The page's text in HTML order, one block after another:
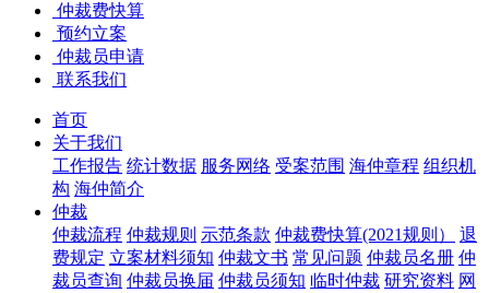
仲裁费快算
预约立案
仲裁员申请
联系我们
首页
关于我们
工作报告 统计数据 服务网络 受案范围 海仲章程 组织机
构 海仲简介
仲裁
仲裁流程 仲裁规则 示范条款 仲裁费快算(2021规则）
退
费规定 立案材料须知 仲裁文书 常见问题 仲裁员名册 仲
裁员查询 仲裁员换届 仲裁员须知 临时仲裁 研究资料 网